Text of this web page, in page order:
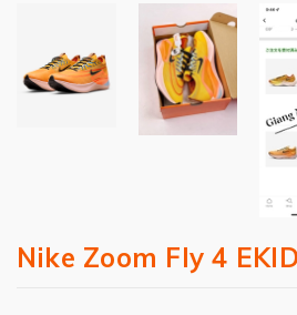
Nike Zoom Fly 4